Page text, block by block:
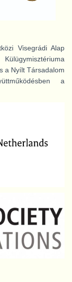
Visegrádi Alap
a Nyílt Társadalom
a